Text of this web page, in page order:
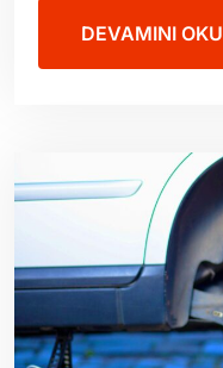
DEVAMINI OKU